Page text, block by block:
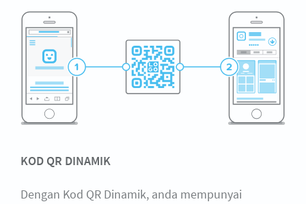
KOD QR DINAMIK
Dengan Kod QR Dinamik, anda mempunyai